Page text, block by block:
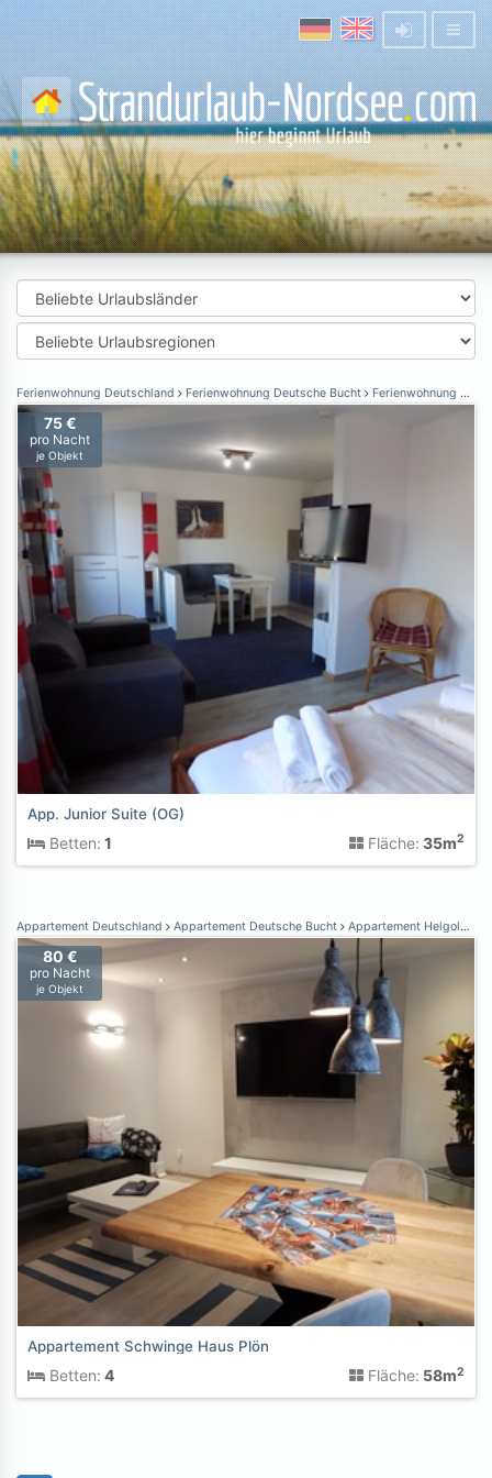
Ferienwohnung Deutschland Ferienwohnung Deutsche Bucht Ferienwohnung Helgoland
75 €
pro Nacht
je Objekt
App. Junior Suite (OG)
Betten: 1 Fläche: 35m2
Appartement Deutschland Appartement Deutsche Bucht Appartement Helgoland
80 €
pro Nacht
je Objekt
Appartement Schwinge Haus Plön
Betten: 4 Fläche: 58m2